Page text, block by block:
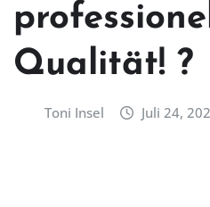
Qualität! ?
Toni Insel Juli 24,